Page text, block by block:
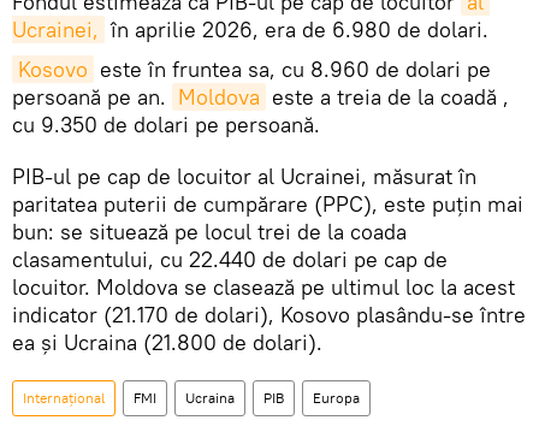
Ucrainei, în aprilie 2026, era de 6.980 de dolari.
Kosovo este în fruntea sa, cu 8.960 de dolari pe
persoană pe an. Moldova este a treia de la coadă ,
cu 9.350 de dolari pe persoană.
PIB-ul pe cap de locuitor al Ucrainei, măsurat în
paritatea puterii de cumpărare (PPC), este puțin mai
bun: se situează pe locul trei de la coada
clasamentului, cu 22.440 de dolari pe cap de
locuitor. Moldova se clasează pe ultimul loc la acest
indicator (21.170 de dolari), Kosovo plasându-se între
ea și Ucraina (21.800 de dolari).
Internațional FMI Ucraina PIB Europa